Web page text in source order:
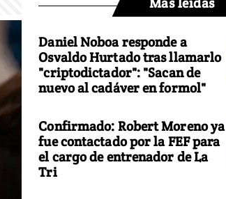
Daniel Noboa responde a
Osvaldo Hurtado tras llamarlo
"criptodictador": "Sacan de
nuevo al cadáver en formol"
Confirmado: Robert Moreno ya
fue contactado por la FEF para
el cargo de entrenador de La
Tri